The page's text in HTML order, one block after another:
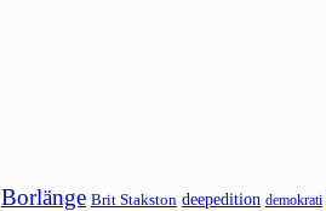
Borlänge Brit Stakston deepedition demokrati